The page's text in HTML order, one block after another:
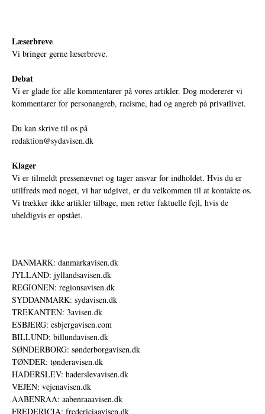
Læserbreve
Vi bringer gerne læserbreve.
Debat
Vi er glade for alle kommentarer på vores artikler. Dog modererer vi
kommentarer for personangreb, racisme, had og angreb på privatlivet.
Du kan skrive til os på
redaktion@sydavisen.dk
Klager
Vi er tilmeldt pressenævnet og tager ansvar for indholdet. Hvis du er
utilfreds med noget, vi har udgivet, er du velkommen til at kontakte os.
Vi trækker ikke artikler tilbage, men retter faktuelle fejl, hvis de
uheldigvis er opstået.
DANMARK: danmarkavisen.dk
JYLLAND: jyllandsavisen.dk
REGIONEN: regionsavisen.dk
SYDDANMARK: sydavisen.dk
TREKANTEN: 3avisen.dk
ESBJERG: esbjergavisen.com
BILLUND: billundavisen.dk
SØNDERBORG: sønderborgavisen.dk
TØNDER: tønderavisen.dk
HADERSLEV: haderslevavisen.dk
VEJEN: vejenavisen.dk
AABENRAA: aabenraaavisen.dk
FREDERICIA: fredericiaavisen.dk